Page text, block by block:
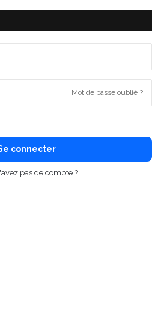
Mot de passe oublié ?
connecter
pas de compte ?